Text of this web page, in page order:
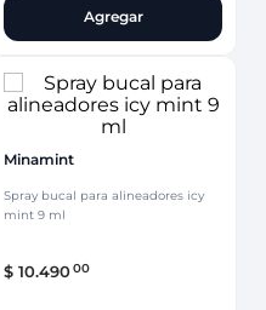
Agregar
Minamint
Spray bucal para alineadores icy
mint 9 ml
$ 10.49000